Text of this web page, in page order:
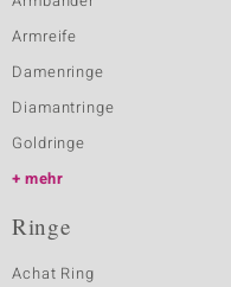
Armreife
Damenringe
Diamantringe
Goldringe
mehr
Ringe
Achat Ring